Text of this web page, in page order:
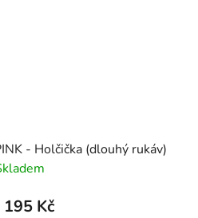
- Holčička (dlouhý rukáv)
195 Kč